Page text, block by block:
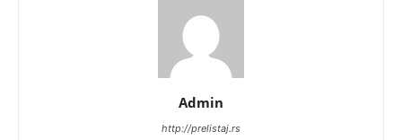
Admin
http://prelistaj.rs